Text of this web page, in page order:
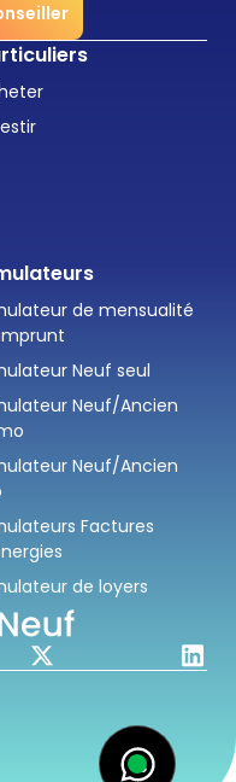
de mensualité
Neuf seul
Neuf/Ancien
Neuf/Ancien
Factures
de loyers